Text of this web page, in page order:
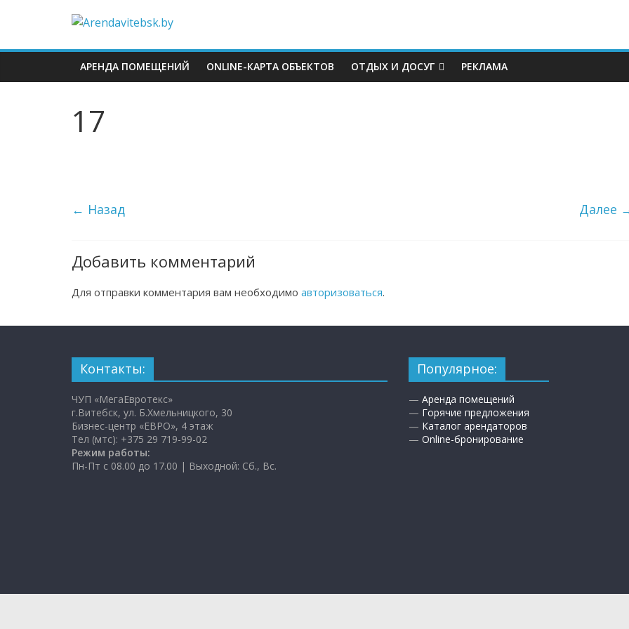
АРЕНДА ПОМЕЩЕНИЙ ONLINE-КАРТА ОБЪЕКТОВ ОТДЫХ И ДОСУГ РЕКЛАМА
17
← Назад Далее
Добавить комментарий
Для отправки комментария вам необходимо авторизоваться.
Контакты:
ЧУП «МегаЕвротекс»
г.Витебск, ул. Б.Хмельницкого, 30
Бизнес-центр «ЕВРО», 4 этаж
Тел (мтс): +375 29 719-99-02
Режим работы:
Пн-Пт с 08.00 до 17.00 | Выходной: Сб., Вс.
Популярное:
— Аренда помещений
— Горячие предложения
— Каталог арендаторов
— Online-бронирование